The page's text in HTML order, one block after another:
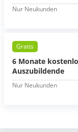
Nur Neukunden
Gratis
6 Monate
Auszubildende
Nur Neukunden